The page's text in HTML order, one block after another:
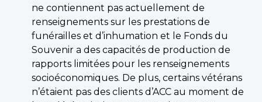
ne contiennent pas actuellement de
renseignements sur les prestations de
funérailles et d’inhumation et le Fonds du
Souvenir a des capacités de production de
rapports limitées pour les renseignements
socioéconomiques. De plus, certains vétérans
n’étaient pas des clients d’ACC au moment de